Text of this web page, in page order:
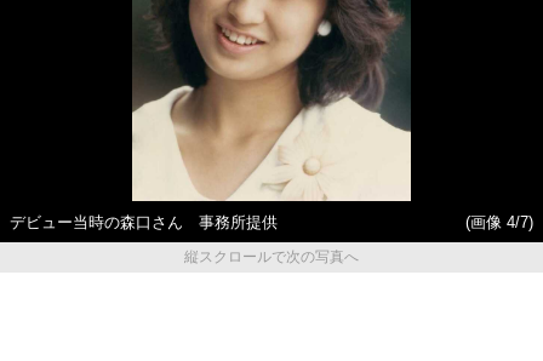
デビュー当時の森口さん 事務所提供
(画像 4/7)
縦スクロールで次の写真へ